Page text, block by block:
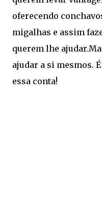
oferecendo
migalhas e assim
querem lhe
ajudar a si mesmos.
essa conta!